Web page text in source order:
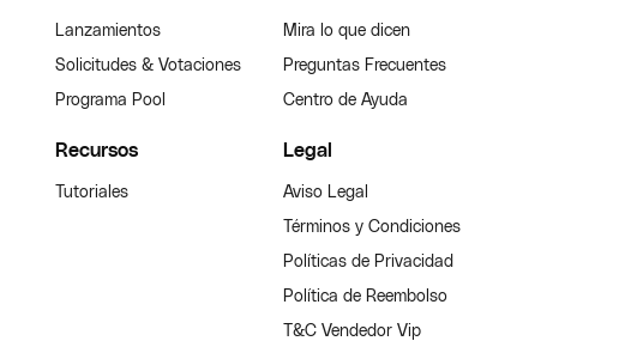
Lanzamientos
Solicitudes & Votaciones
Programa Pool
Mira lo que dicen
Preguntas Frecuentes
Centro de Ayuda
Recursos
Tutoriales
Legal
Aviso Legal
Términos y Condiciones
Políticas de Privacidad
Política de Reembolso
T&C Vendedor Vip